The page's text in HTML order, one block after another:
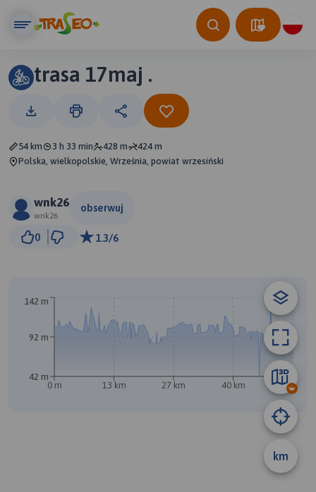
trasa 17maj .
54 km 3 h 33 min 428 m
424 m
Polska, wielkopolskie, Września, powiat wrzesiński
wnk26
wnk26
obserwuj
0 1.3/6
km
0 m 13 km 27 km 40 km 54 km
42 m
92 m
142 m